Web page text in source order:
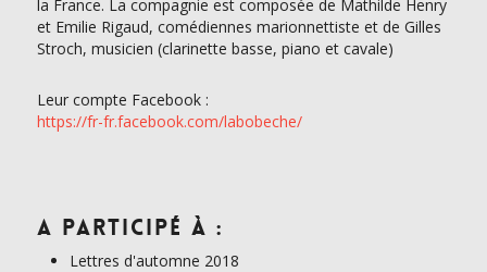
la France. La compagnie est composée de Mathilde Henry
et Emilie Rigaud, comédiennes marionnettiste et de Gilles
Stroch, musicien (clarinette basse, piano et cavale)
Leur compte Facebook :
https://fr-fr.facebook.com/labobeche/
A participé à :
Lettres d'automne 2018